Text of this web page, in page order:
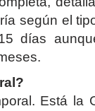
según el
días
Está la